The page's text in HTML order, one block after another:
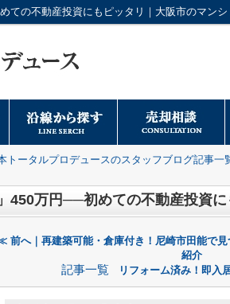
トータルプロデュースのスタッフブログ記事一
450万円──初めての不動産投資に
前へ｜再建築可能・倉庫付き！尼崎市田能で
紹介
記事一覧 リフォーム済み！即入